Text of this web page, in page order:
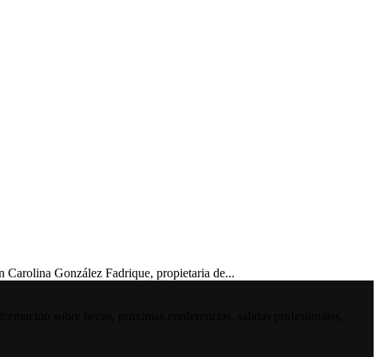
González Fadrique, propietaria de...